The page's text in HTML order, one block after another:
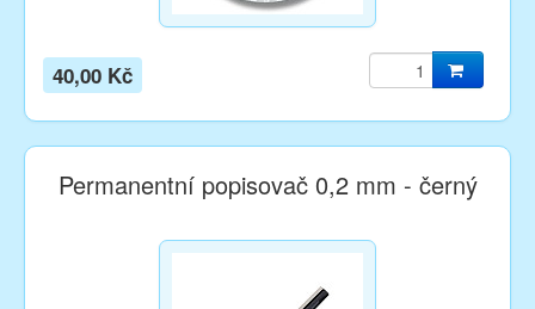
40,00 Kč
Permanentní popisovač 0,2 mm - černý